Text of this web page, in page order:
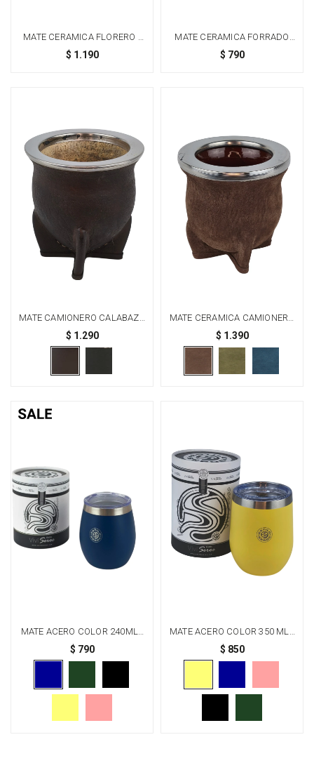
MATE CERAMICA FLORERO -
NEGRO
$ 1.190
MATE CERAMICA FORRADO
CHICO - BEIGE
$ 790
MATE CAMIONERO CALABAZA
ACERO - MARRÓN
$ 1.290
MATE CERAMICA CAMIONERO
CUERO CHANCHO ACERO
GRANDE - CHOCOLATE
$ 1.390
MATE ACERO COLOR 240ML -
AZUL
$ 790
MATE ACERO COLOR 350 ML -
AMARILLO
$ 850